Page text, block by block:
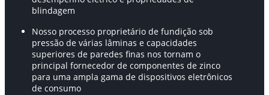
blindagem
Nosso processo proprietário de fundição sob
pressão de várias lâminas e capacidades
superiores de paredes finas nos tornam o
principal fornecedor de componentes de zinco
para uma ampla gama de dispositivos eletrônicos
de consumo